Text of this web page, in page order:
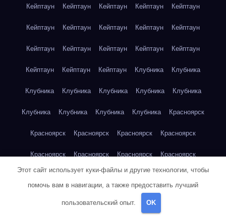
Кейптаун Кейптаун Кейптаун Кейптаун Кейптаун
Кейптаун Кейптаун Кейптаун Кейптаун Кейптаун
Кейптаун Кейптаун Кейптаун Кейптаун Кейптаун
Кейптаун Кейптаун Кейптаун Клубника Клубника
Клубника Клубника Клубника Клубника Клубника
Клубника Клубника Клубника Клубника Красноярск
Красноярск Красноярск Красноярск Красноярск
Красноярск Красноярск Красноярск Красноярск
Красноярск Красноярск Красноярск
Кукуруза
Этот сайт использует куки-файлы и другие технологии, чтобы
помочь вам в навигации, а также предоставить лучший
пользовательский опыт. OK